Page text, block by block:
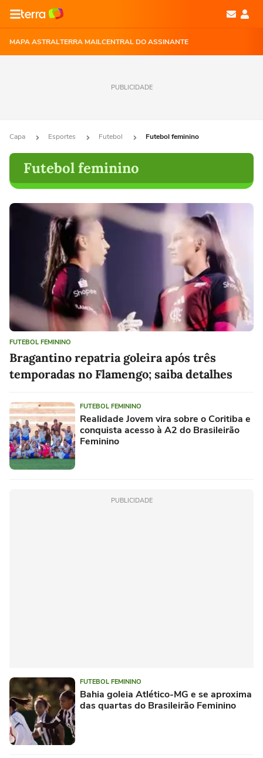
MAPA ASTRALTERRA MAILCENTRAL DO ASSINANTE
PUBLICIDADE
Capa Esportes Futebol Futebol feminino
Futebol feminino
FUTEBOL FEMININO
Bragantino repatria goleira após três
temporadas no Flamengo; saiba detalhes
FUTEBOL FEMININO
Realidade Jovem vira sobre o Coritiba e
conquista acesso à A2 do Brasileirão
Feminino
PUBLICIDADE
FUTEBOL FEMININO
Bahia goleia Atlético-MG e se aproxima
das quartas do Brasileirão Feminino